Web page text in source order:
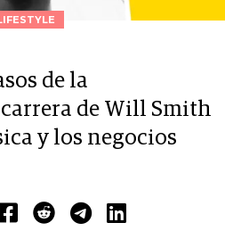
de la
de Will Smith
y los negocios